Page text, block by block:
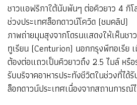
ชาวแอฟริกาใต้นับพันๆ ต่อคิวยาว 4 กิโ
ช่วงประเทศล็อกดาวน์โควิด (ชมคลิป)
ภาพถ่ายมุมสุงจากโดรนแสดงให้เห็นชา
ทูเรียน (Centurion) นอกกรุงพีทอเรีย
ต้องต่อแถวเป็นคิวยาวถึง 2.5 ไมล์ หรือ
รับบริจาคอาหารประทังชีวิตในช่วงที่ได้
ล็อกดาวน์ประเทศเนื่องจากสถานการณ์